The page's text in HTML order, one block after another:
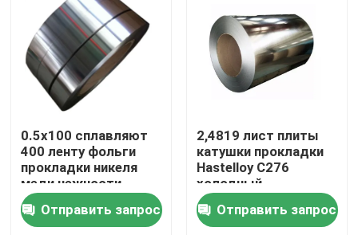
Продукция
трубка круга нержавеющей стали
Катушка нержавеющей стали
Трубка SS квадратная
0.5x100 сплавляют
400 ленту фольги
прокладки никеля
меди нежности
металла никеля
Monel 400
Отправить запрос
2,4819 лист плиты
катушки прокладки
Hastelloy C276
холодный
горячекатаный
Отправить запрос